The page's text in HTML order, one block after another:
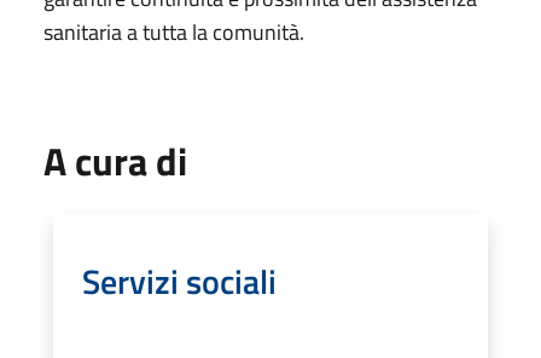
sanitaria a tutta la comunità.
A cura di
Servizi sociali